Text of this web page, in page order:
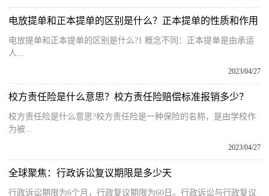
电放提单和正本提单的区别是什么？正本提单的性质和作用
电放提单和正本提单的区别是什么?1 概念不同：正本提单是由承运
人...
2023/04/27
校方责任险是什么意思？校方责任险赔偿标准报销多少？
校方责任险是什么意思?校方责任险是一种保险的名称，是由学校作
为被...
2023/04/27
全球聚焦：行政诉讼复议期限是多少天
行政诉讼期限为6个月，行政复议期限为60日。行政诉讼与行政复议